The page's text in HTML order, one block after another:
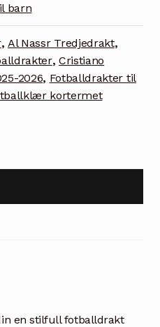
barn
,Al Nassr Tredjedrakt,
,Cristiano
2026, Fotballdrakter til
kortermet
en stilfull fotballdrakt